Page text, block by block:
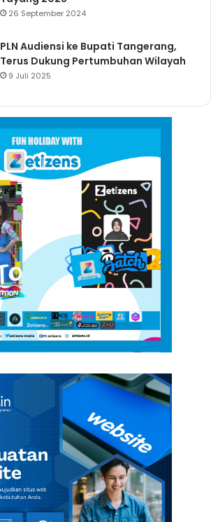
26 September 2024
PLN Audiensi ke Bupati Tangerang,
Terus Dukung Pertumbuhan Wilayah
9 Juli 2025